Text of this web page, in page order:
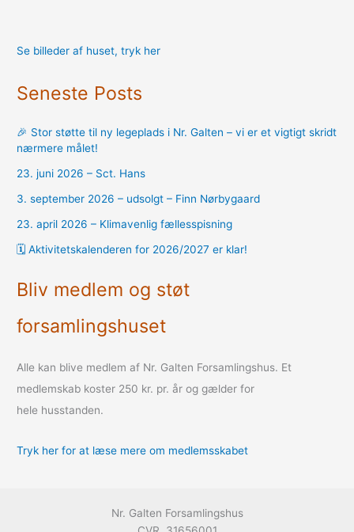
Se billeder af huset, tryk her
Seneste Posts
🎉 Stor støtte til ny legeplads i Nr. Galten – vi er et vigtigt skridt
nærmere målet!
23. juni 2026 – Sct. Hans
3. september 2026 – udsolgt – Finn Nørbygaard
23. april 2026 – Klimavenlig fællesspisning
🗓️ Aktivitetskalenderen for 2026/2027 er klar!
Bliv medlem og støt
forsamlingshuset
Alle kan blive medlem af Nr. Galten Forsamlingshus. Et
medlemskab koster 250 kr. pr. år og gælder for
hele husstanden.
Tryk her for at læse mere om medlemsskabet
Nr. Galten Forsamlingshus